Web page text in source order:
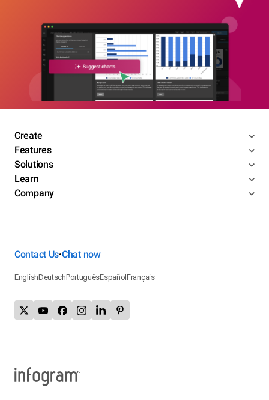
Create
Features
Solutions
Learn
Company
Contact Us•Chat now
EnglishDeutschPortuguêsEspañolFrançais